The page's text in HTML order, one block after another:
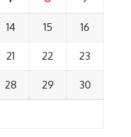
14 15 16
21 22 23
28 29 30